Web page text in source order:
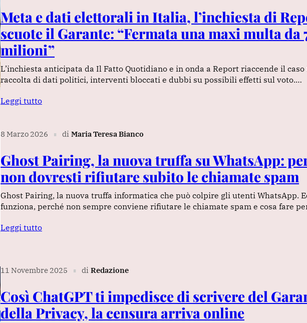
Meta e dati elettorali in Italia, l’inchiesta di
scuote il Garante: “Fermata una maxi multa da
milioni”
L’inchiesta anticipata da Il Fatto Quotidiano e in onda a Report riaccende il caso
raccolta di dati politici, interventi bloccati e dubbi su possibili effetti sul voto.…
Leggi tutto
8 Marzo 2026 ∎ di Maria Teresa Bianco
Ghost Pairing, la nuova truffa su WhatsApp:
non dovresti rifiutare subito le chiamate spam
Ghost Pairing, la nuova truffa informatica che può colpire gli utenti WhatsApp.
funziona, perché non sempre conviene rifiutare le chiamate spam e cosa fare
Leggi tutto
11 Novembre 2025 ∎ di Redazione
Così ChatGPT ti impedisce di scrivere del
della Privacy, la censura arriva online